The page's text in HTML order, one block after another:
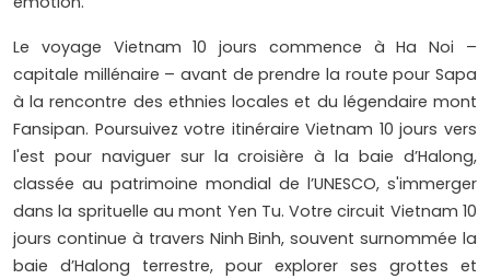
Le voyage Vietnam 10 jours commence à Ha Noi –
capitale millénaire – avant de prendre la route pour Sapa
à la rencontre des ethnies locales et du légendaire mont
Fansipan. Poursuivez votre itinéraire Vietnam 10 jours vers
l'est pour naviguer sur la croisière à la baie d’Halong,
classée au patrimoine mondial de l’UNESCO, s'immerger
dans la sprituelle au mont Yen Tu. Votre circuit Vietnam 10
jours continue à travers Ninh Binh, souvent surnommée la
baie d’Halong terrestre, pour explorer ses grottes et